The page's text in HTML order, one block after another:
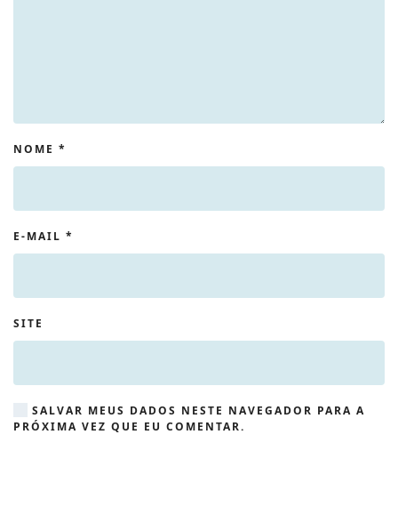
NOME *
E-MAIL *
SITE
SALVAR MEUS DADOS NESTE NAVEGADOR PARA A
PRÓXIMA VEZ QUE EU COMENTAR.